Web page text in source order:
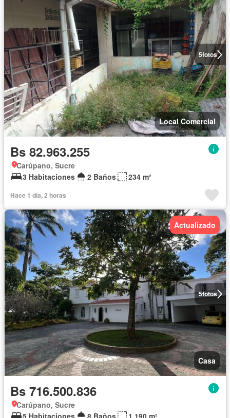
5fotos
Local Comercial
Bs 82.963.255
Carúpano, Sucre
3 Habitaciones
2 Baños 234 m²
Hace 1 día, 2 horas
5fotos
Actualizado
Casa
Bs 716.500.836
Carúpano, Sucre